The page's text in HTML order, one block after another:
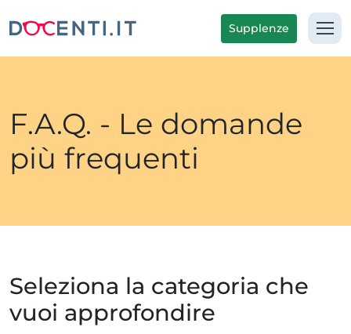
Supplenze
F.A.Q. - Le domande
più frequenti
Seleziona la categoria che
vuoi approfondire